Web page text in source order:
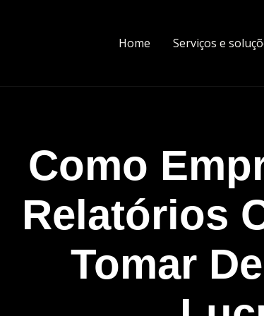
Home Serviços e
Como
Relatórios
Tomar